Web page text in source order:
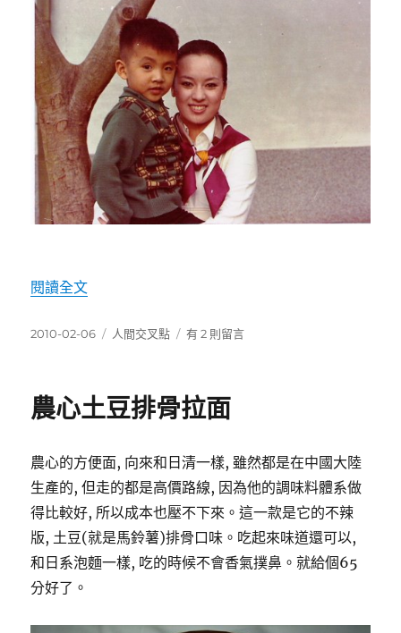
閱讀全文〈與大明星合照〉
發
2010-02-06
分
人間交叉點
在
星
中
有 2 則留言
農心土豆排骨拉面
農心的方便面, 向來和日清一樣, 雖然都是在中國大陸
生產的, 但走的都是高價路線, 因為他的調味料體系做
得比較好, 所以成本也壓不下來。這一款是它的不辣
版, 土豆(就是馬鈴薯)排骨口味。吃起來味道還可以,
和日系泡麵一樣, 吃的時候不會香氣撲鼻。就給個65
分好了。